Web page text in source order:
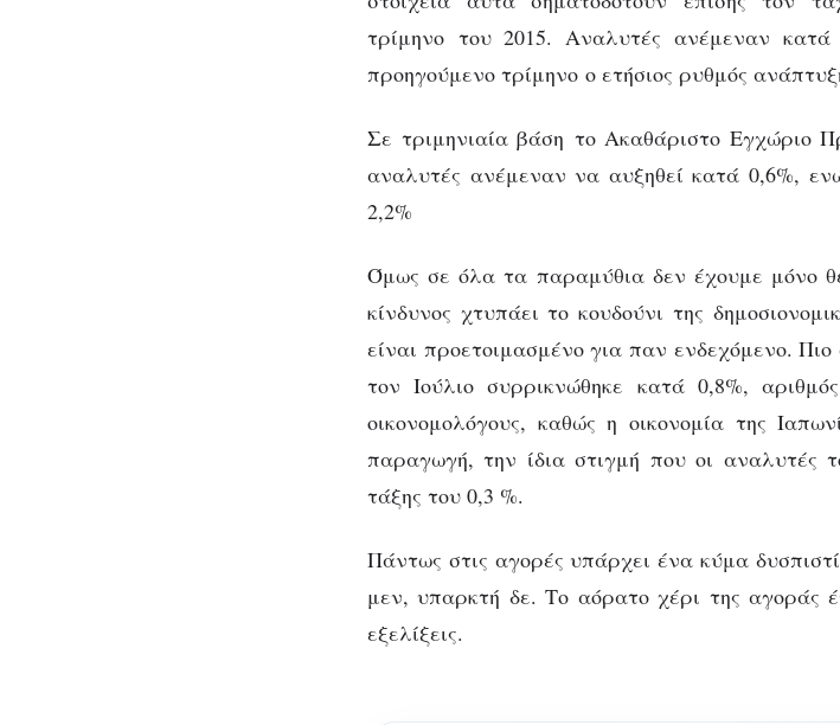
τρίμηνο του 2015. Αναλυτές ανέμεναν
προηγούμενο τρίμηνο ο ετήσιος ρυθμός
Σε τριμηνιαία βάση το Ακαθάριστο Εγχώριο
αναλυτές ανέμεναν να αυξηθεί κατά 0,6%,
2,2%
Όμως σε όλα τα παραμύθια δεν έχουμε μόνο
κίνδυνος χτυπάει το κουδούνι της
είναι προετοιμασμένο για παν ενδεχόμενο.
τον Ιούλιο συρρικνώθηκε κατά 0,8%,
οικονομολόγους, καθώς η οικονομία της
παραγωγή, την ίδια στιγμή που οι αναλυτές
τάξης του 0,3 %.
Πάντως στις αγορές υπάρχει ένα κύμα
μεν, υπαρκτή δε. Το αόρατο χέρι της αγοράς
εξελίξεις.